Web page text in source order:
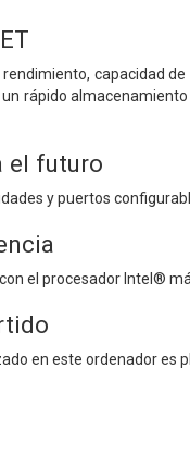
rendimiento, capacidad
rápido
el futuro
y puertos
el procesador Intel®
en este ordenador es